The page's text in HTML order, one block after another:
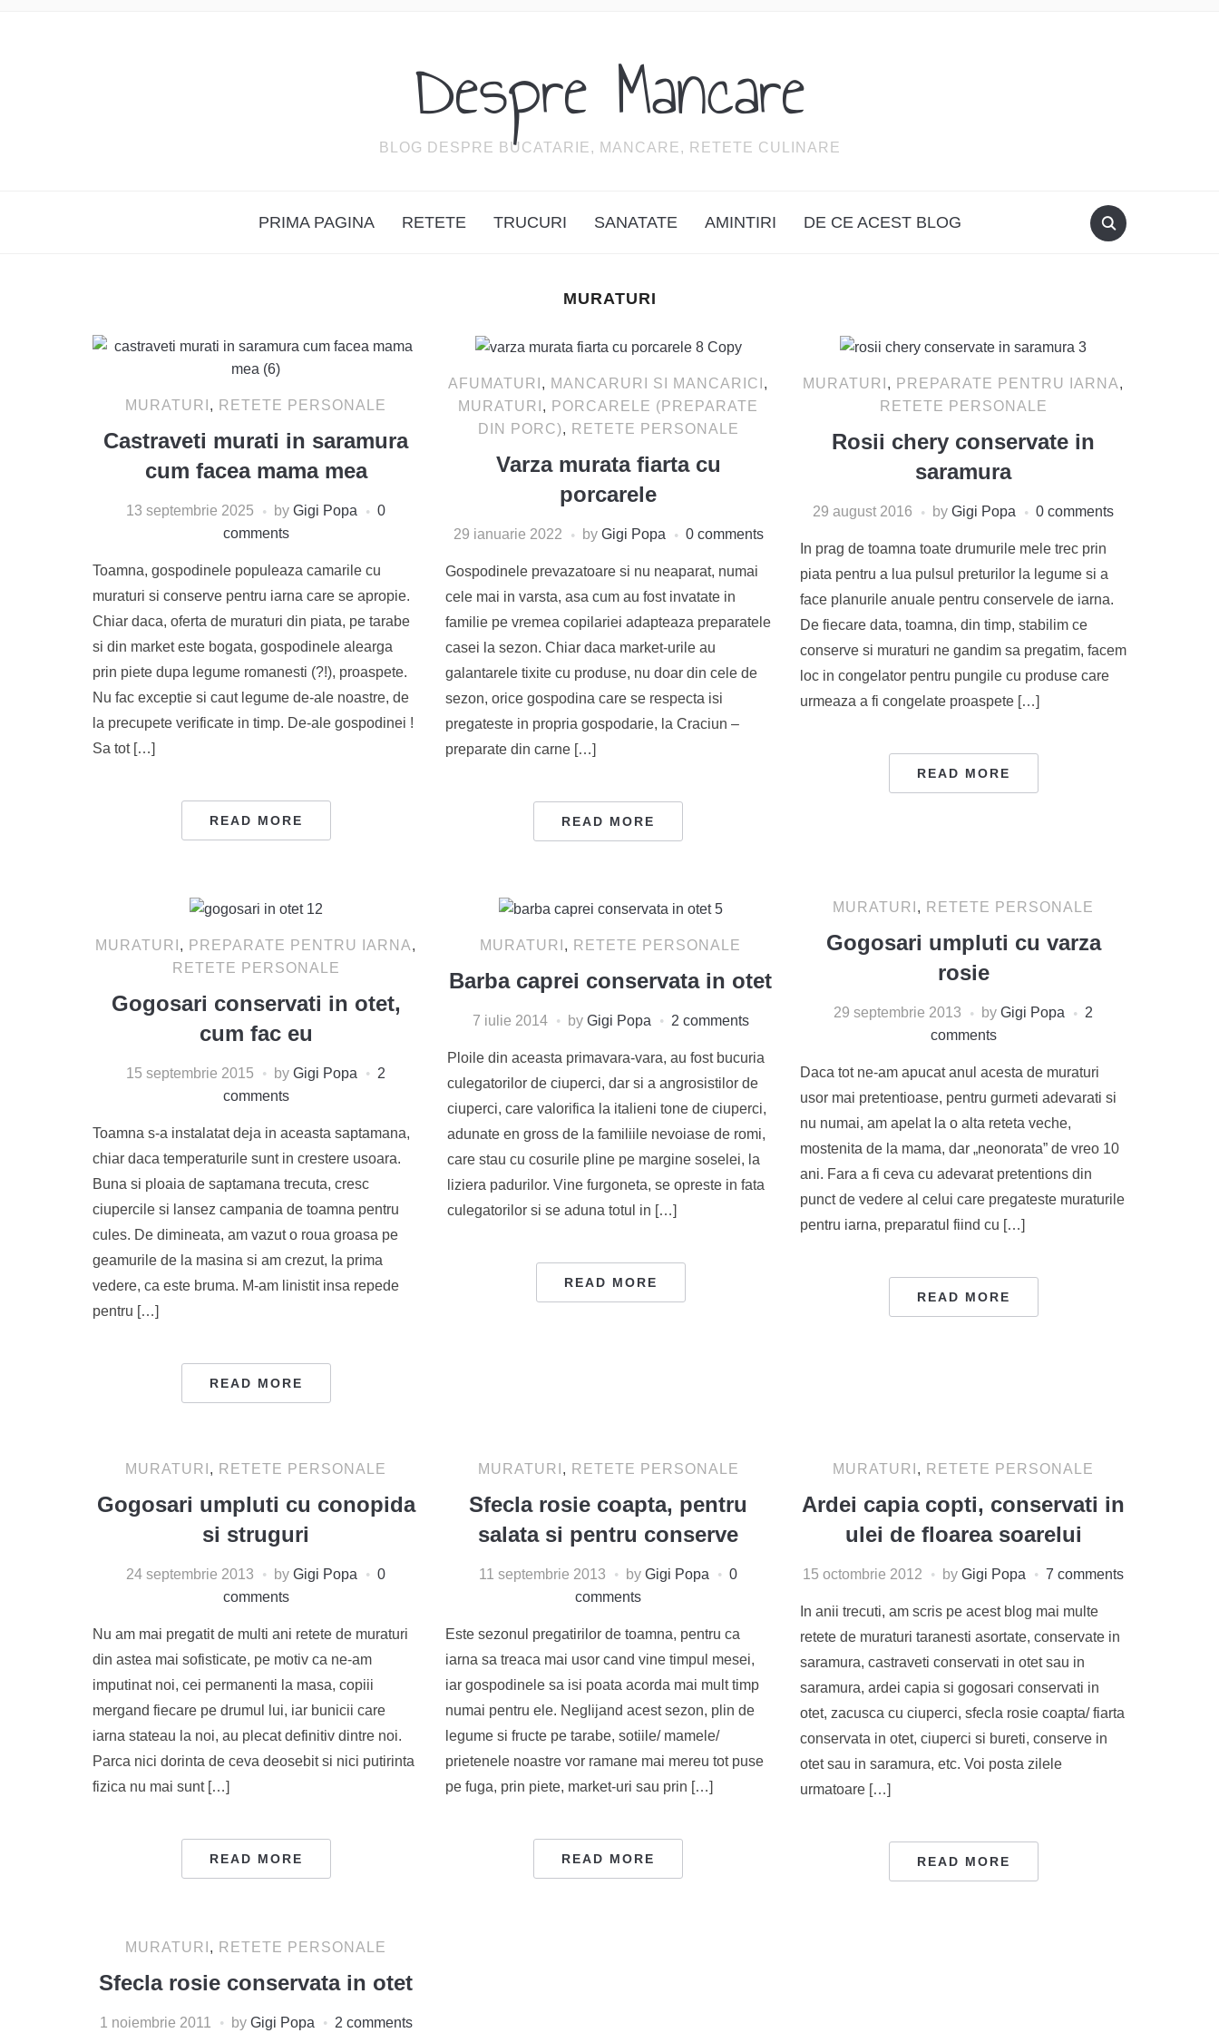
Despre Mancare
BLOG DESPRE BUCATARIE, MANCARE, RETETE CULINARE
PRIMA PAGINA RETETE TRUCURI SANATATE AMINTIRI DE CE ACEST BLOG
MURATURI
MURATURI , RETETE PERSONALE
Castraveti murati in saramura
cum facea mama mea
13 septembrie 2025 by Gigi Popa
0
comments
Toamna, gospodinele populeaza camarile cu
muraturi si conserve pentru iarna care se apropie.
Chiar daca, oferta de muraturi din piata, pe tarabe
si din market este bogata, gospodinele alearga
prin piete dupa legume romanesti (?!), proaspete.
Nu fac exceptie si caut legume de-ale noastre, de
la precupete verificate in timp. De-ale gospodinei !
Sa tot […]
READ MORE
AFUMATURI , MANCARURI SI MANCARICI ,
MURATURI , PORCARELE (PREPARATE
DIN PORC), RETETE PERSONALE
Varza murata fiarta cu
porcarele
29 ianuarie 2022 by Gigi Popa 0 comments
Gospodinele prevazatoare si nu neaparat, numai
cele mai in varsta, asa cum au fost invatate in
familie pe vremea copilariei adapteaza preparatele
casei la sezon. Chiar daca market-urile au
galantarele tixite cu produse, nu doar din cele de
sezon, orice gospodina care se respecta isi
pregateste in propria gospodarie, la Craciun –
preparate din carne […]
READ MORE
MURATURI , PREPARATE PENTRU IARNA,
RETETE PERSONALE
Rosii chery conservate in
saramura
29 august 2016 by Gigi Popa 0 comments
In prag de toamna toate drumurile mele trec prin
piata pentru a lua pulsul preturilor la legume si a
face planurile anuale pentru conservele de iarna.
De fiecare data, toamna, din timp, stabilim ce
conserve si muraturi ne gandim sa pregatim, facem
loc in congelator pentru pungile cu produse care
urmeaza a fi congelate proaspete […]
READ MORE
MURATURI , PREPARATE PENTRU IARNA,
RETETE PERSONALE
Gogosari conservati in otet,
cum fac eu
15 septembrie 2015 by Gigi Popa
2
comments
Toamna s-a instalatat deja in aceasta saptamana,
chiar daca temperaturile sunt in crestere usoara.
Buna si ploaia de saptamana trecuta, cresc
ciupercile si lansez campania de toamna pentru
cules. De dimineata, am vazut o roua groasa pe
geamurile de la masina si am crezut, la prima
vedere, ca este bruma. M-am linistit insa repede
pentru […]
READ MORE
MURATURI , RETETE PERSONALE
Barba caprei conservata in otet
7 iulie 2014 by Gigi Popa 2 comments
Ploile din aceasta primavara-vara, au fost bucuria
culegatorilor de ciuperci, dar si a angrosistilor de
ciuperci, care valorifica la italieni tone de ciuperci,
adunate en gross de la familiile nevoiase de romi,
care stau cu cosurile pline pe margine soselei, la
liziera padurilor. Vine furgoneta, se opreste in fata
culegatorilor si se aduna totul in […]
READ MORE
MURATURI , RETETE PERSONALE
Gogosari umpluti cu varza
rosie
29 septembrie 2013 by Gigi Popa
2
comments
Daca tot ne-am apucat anul acesta de muraturi
usor mai pretentioase, pentru gurmeti adevarati si
nu numai, am apelat la o alta reteta veche,
mostenita de la mama, dar „neonorata” de vreo 10
ani. Fara a fi ceva cu adevarat pretentions din
punct de vedere al celui care pregateste muraturile
pentru iarna, preparatul fiind cu […]
READ MORE
MURATURI , RETETE PERSONALE
Gogosari umpluti cu conopida
si struguri
24 septembrie 2013 by Gigi Popa
0
comments
Nu am mai pregatit de multi ani retete de muraturi
din astea mai sofisticate, pe motiv ca ne-am
imputinat noi, cei permanenti la masa, copiii
mergand fiecare pe drumul lui, iar bunicii care
iarna stateau la noi, au plecat definitiv dintre noi.
Parca nici dorinta de ceva deosebit si nici putirinta
fizica nu mai sunt […]
READ MORE
MURATURI , RETETE PERSONALE
Sfecla rosie coapta, pentru
salata si pentru conserve
11 septembrie 2013 byGigi Popa
0
comments
Este sezonul pregatirilor de toamna, pentru ca
iarna sa treaca mai usor cand vine timpul mesei,
iar gospodinele sa isi poata acorda mai mult timp
numai pentru ele. Neglijand acest sezon, plin de
legume si fructe pe tarabe, sotiile/ mamele/
prietenele noastre vor ramane mai mereu tot puse
pe fuga, prin piete, market-uri sau prin […]
READ MORE
MURATURI , RETETE PERSONALE
Ardei capia copti, conservati in
ulei de floarea soarelui
15 octombrie 2012 by Gigi Popa 7 comments
In anii trecuti, am scris pe acest blog mai multe
retete de muraturi taranesti asortate, conservate in
saramura, castraveti conservati in otet sau in
saramura, ardei capia si gogosari conservati in
otet, zacusca cu ciuperci, sfecla rosie coapta/ fiarta
conservata in otet, ciuperci si bureti, conserve in
otet sau in saramura, etc. Voi posta zilele
urmatoare […]
READ MORE
MURATURI , RETETE PERSONALE
Sfecla rosie conservata in otet
1 noiembrie 2011 by Gigi Popa 2 comments